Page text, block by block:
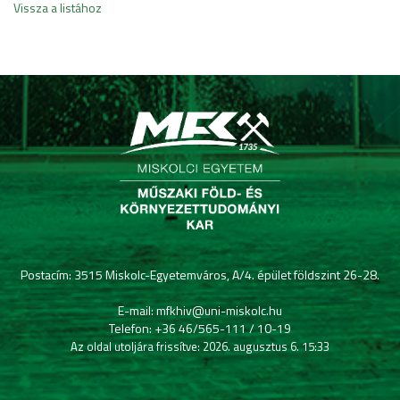
Vissza a listához
Postacím: 3515 Miskolc-Egyetemváros, A/4. épület földszint 26-28.
E-mail: mfkhiv@uni-miskolc.hu
Telefon: +36 46/565-111 / 10-19
Az oldal utoljára frissítve: 2026. augusztus 6. 15:33